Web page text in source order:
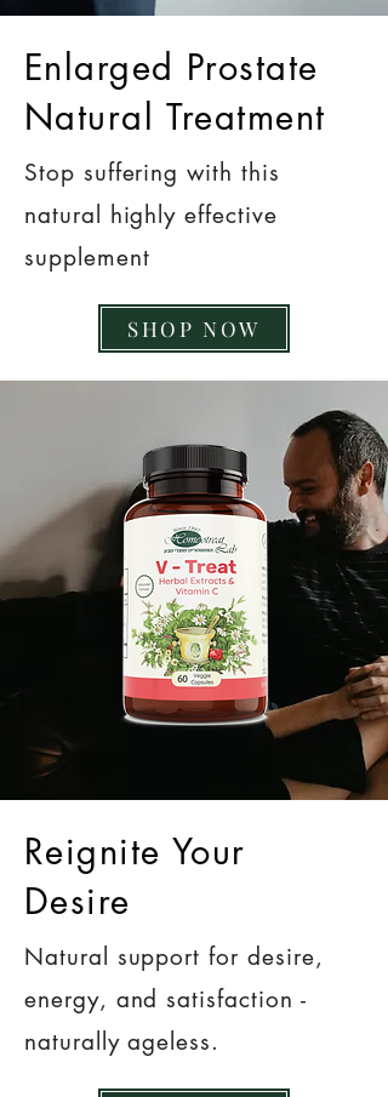
Enlarged Prostate
Natural Treatment
Stop suffering with this
natural highly effective
supplement
SHOP NOW
Reignite Your
Desire
Natural support for desire,
energy, and satisfaction -
naturally ageless.